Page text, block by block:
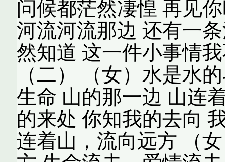
问候都茫然凄惶 再见
河流河流那边 还有一
然知道 这一件小事情
（二） （女）水是水
生命 山的那一边 山连
的来处 你知我的去向
连着山，流向远方 （